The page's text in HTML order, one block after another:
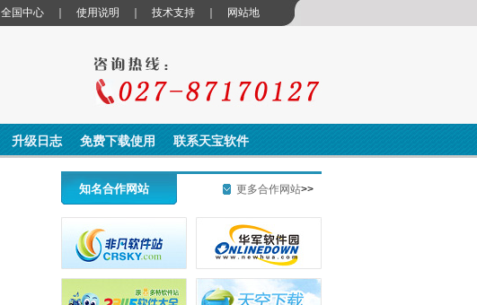
全国中心 使用说明 技术支持 网站地
升级日志 免费下载使用 联系天宝软件
知名合作网站 更多合作网站>>